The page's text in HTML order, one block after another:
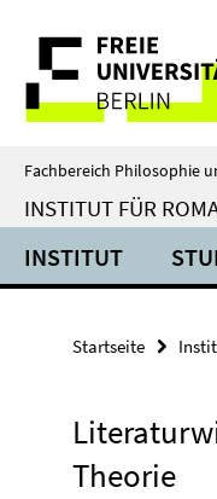
direkt
Inhalt
Service-
Navigation
Fachbereich Philosophie
INSTITUT FÜR
INSTITUT
Startseite
Theorie